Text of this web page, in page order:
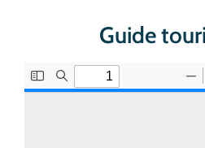
Guide